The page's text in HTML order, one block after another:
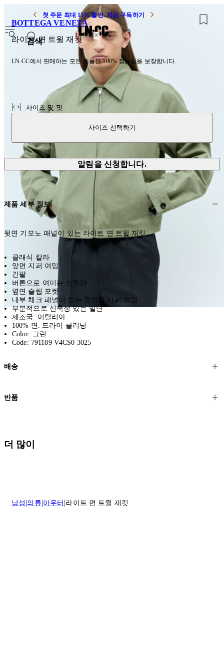
첫 주문 최대 15% 할인. 지금 구독하기
검색
0
BOTTEGA VENETA
라이트 면 트윌 재킷
LN-CC에서 판매하는 모든 제품은 100% 정품임을 보장합니다.
사이즈 및 핏
사이즈 선택하기
알림을 신청합니다.
제품 세부 정보
뒷면 기모노 패널이 있는 라이트 면 트윌 재킷.
클래식 칼라
앞면 지퍼 여밈
긴팔
버튼으로 여미는 소맷단
옆면 슬립 포켓
내부 체크 패널이 있는 뒷면의 지퍼 여밈
부분적으로 신축성 있는 밑단
제조국: 이탈리아
100% 면. 드라이 클리닝
Color: 그린
Code: 791189 V4CS0 3025
배송
고객님의 위치에 따라 일반 배송과 익스프레스 배송을 제공합니다.
실 수 있습니다.
반품
배송일로부터 영업일 기준 30일 이내에 접수된 반품에 대해서는 기꺼
이 환불해 드리겠습니다.반품 상품은 원래 상태를 유지하고 반드시
더 많이
남성 의류 아우터 라이트 면 트윌 재킷